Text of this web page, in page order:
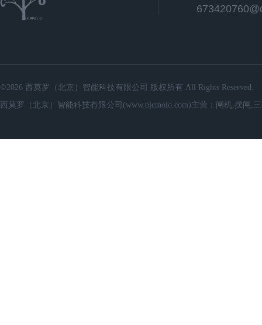
©2026 西莫罗（北京）智能科技有限公司 版权所有 All Rights Reserved.
西莫罗（北京）智能科技有限公司(www.bjcmolo.com)主营：闸机,摆闸,